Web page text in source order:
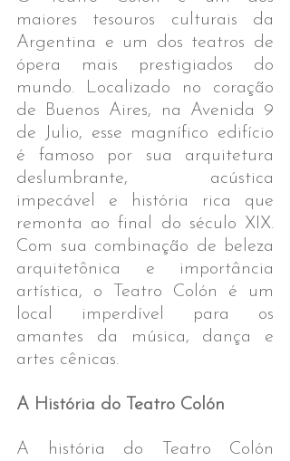
maiores tesouros culturais da
Argentina e um dos teatros de
ópera mais prestigiados do
mundo. Localizado no coração
de Buenos Aires, na Avenida 9
de Julio, esse magnífico edifício
é famoso por sua arquitetura
deslumbrante, acústica
impecável e história rica que
remonta ao final do século XIX.
Com sua combinação de beleza
arquitetônica e importância
artística, o Teatro Colón é um
local imperdível para os
amantes da música, dança e
artes cênicas.
A História do Teatro Colón
A história do Teatro Colón